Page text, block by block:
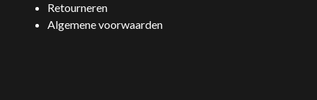
Retourneren
Algemene voorwaarden